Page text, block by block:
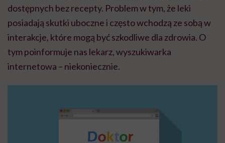
dostępnych bez recepty. Problem w tym, że leki
posiadają skutki uboczne i często wchodzą ze sobą w
interakcje, które mogą być szkodliwe dla zdrowia. O
tym poinformuje nas lekarz, wyszukiwarka
internetowa – niekoniecznie.